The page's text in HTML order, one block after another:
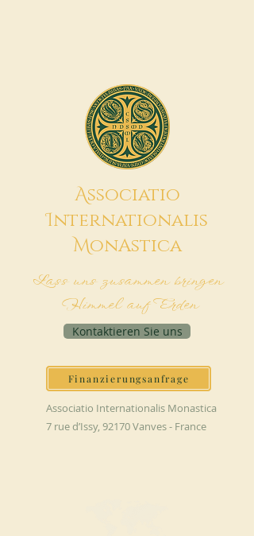
Associatio
Internationalis
MonAstica
Lass uns zusammen bringen
Himmel auf Erden
Kontaktieren Sie uns
Finanzierungsanfrage
Associatio Internationalis Monastica
7 rue d’Issy, 92170 Vanves - France